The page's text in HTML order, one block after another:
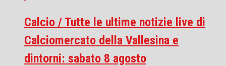
Calcio / Tutte le ultime notizie live di
Calciomercato della Vallesina e
dintorni: sabato 8 agosto